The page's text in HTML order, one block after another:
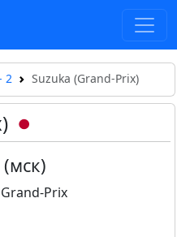
2 Suzuka (Grand-Prix)
(мск)
Prix